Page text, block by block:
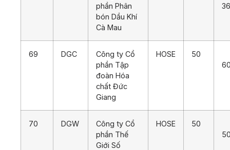
phần Phân
bón Dầu Khí
Cà Mau
69 DGC
Công ty Cổ
phần Tập
đoàn Hóa
chất Đức
Giang
HOSE
50
70 DGW
Công ty Cổ
phần Thế
Giới Số
HOSE
50